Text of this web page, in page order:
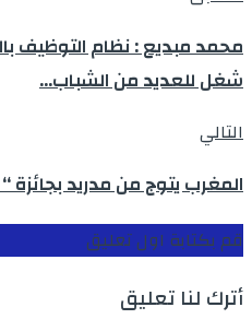
محمد مبديع : نظام التوظيف
شغل للعديد من الشباب…
التالي
المغرب يتوج من مدريد
قم بكتابة اول تعليق
أترك لنا تعليق